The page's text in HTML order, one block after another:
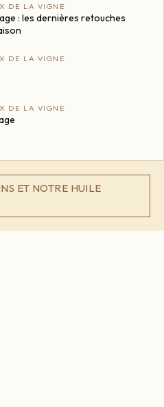
DE LA VIGNE
: les dernières retouches
DE LA VIGNE
DE LA VIGNE
ET NOTRE HUILE